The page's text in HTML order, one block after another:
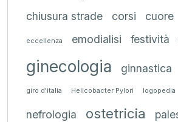
chiusura strade corsi cuore
eccellenza emodialisi festività
ginecologia ginnastica
giro d'italia Helicobacter Pylori logopedia
nefrologia ostetricia